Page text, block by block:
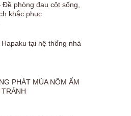
phòng đau cột sống,
khắc phục
tại hệ thống nhà
PHÁT MÙA NỒM ẨM